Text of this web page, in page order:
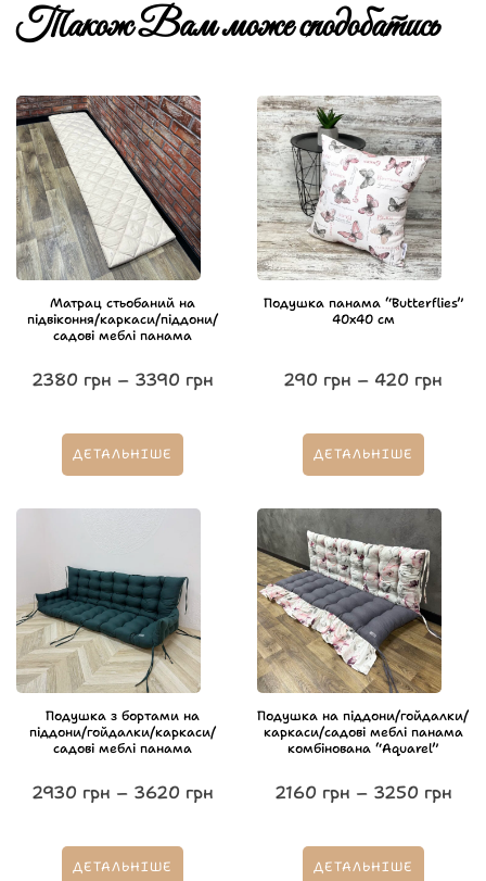
Також Вам може сподобатись
Матрац стьобаний на
підвіконня/каркаси/піддони/
садові меблі панама
2380 грн – 3390 грн
ДЕТАЛЬНІШЕ
Подушка панама “Butterflies”
40х40 см
290 грн – 420 грн
ДЕТАЛЬНІШЕ
Подушка з бортами на
піддони/гойдалки/каркаси/
садові меблі панама
2930 грн – 3620 грн
ДЕТАЛЬНІШЕ
Подушка на піддони/гойдалки/
каркаси/садові меблі панама
комбінована “Aquarel”
2160 грн – 3250 грн
ДЕТАЛЬНІШЕ